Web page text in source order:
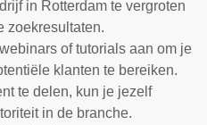
in Rotterdam te vergroten
zoekresultaten.
of tutorials aan om je
klanten te bereiken.
te delen, kun je jezelf
in de branche.